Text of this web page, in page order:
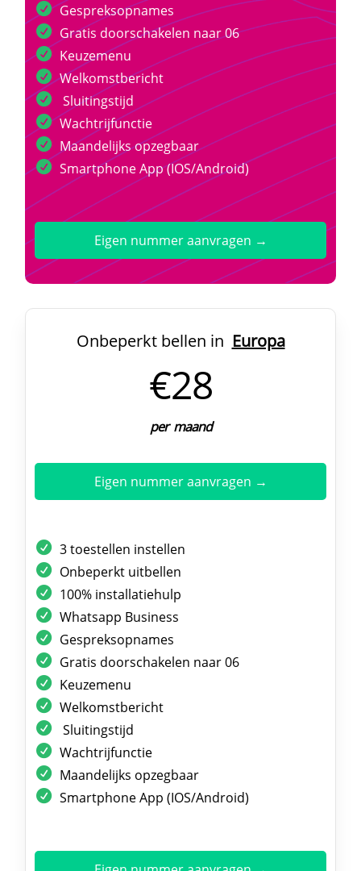
Gespreksopnames
Gratis doorschakelen naar 06
Keuzemenu
Welkomstbericht
Sluitingstijd
Wachtrijfunctie
Maandelijks opzegbaar
Smartphone App (IOS/Android)
Eigen nummer aanvragen →
Onbeperkt bellen in Europa
€28
per maand
Eigen nummer aanvragen →
3 toestellen instellen
Onbeperkt uitbellen
100% installatiehulp
Whatsapp Business
Gespreksopnames
Gratis doorschakelen naar 06
Keuzemenu
Welkomstbericht
Sluitingstijd
Wachtrijfunctie
Maandelijks opzegbaar
Smartphone App (IOS/Android)